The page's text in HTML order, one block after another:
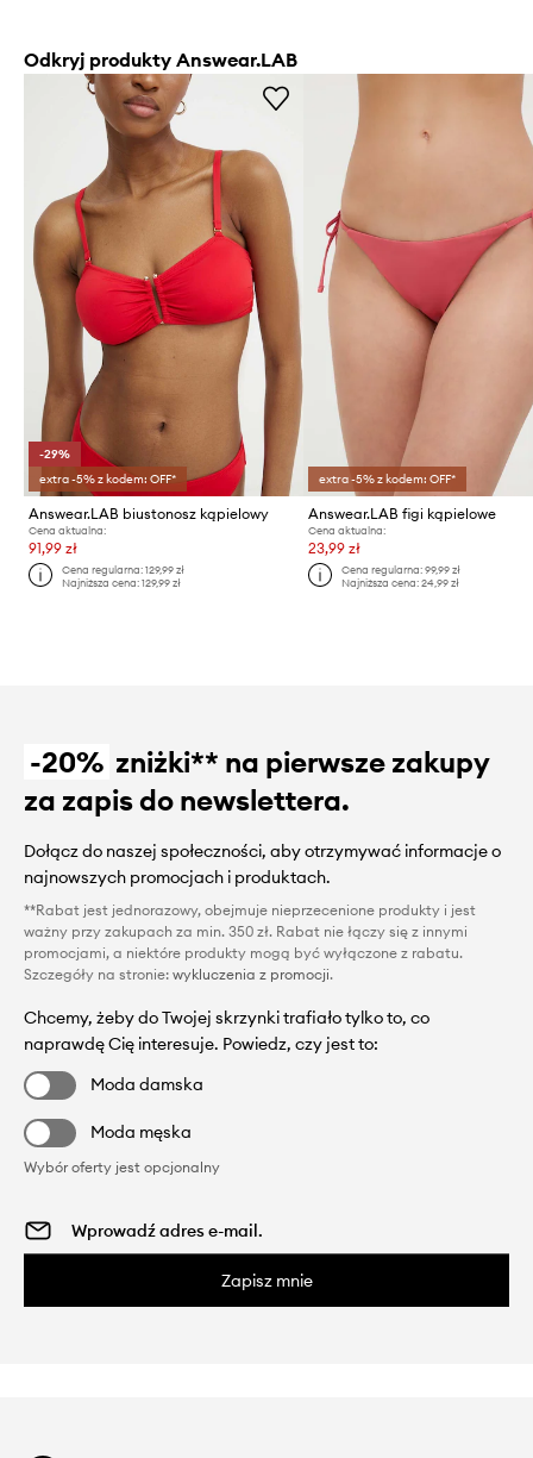
Odkryj produkty Answear.LAB
-29%
extra -5% z kodem: OFF*
Answear.LAB biustonosz kąpielowy
Cena aktualna:
91,99 zł
Cena regularna:129,99 zł
Najniższa cena:129,99 zł
extra -5% z kodem: OFF*
Answear.LAB figi kąpielowe
Cena aktualna:
23,99 zł
Cena regularna: 99,99 zł
Najniższa cena: 24,99 zł
-20% zniżki** na pierwsze zakupy
za zapis do newslettera.
Dołącz do naszej społeczności, aby otrzymywać informacje o
najnowszych promocjach i produktach.
**Rabat jest jednorazowy, obejmuje nieprzecenione produkty i jest
ważny przy zakupach za min. 350 zł. Rabat nie łączy się z innymi
promocjami, a niektóre produkty mogą być wyłączone z rabatu.
Szczegóły na stronie: wykluczenia z promocji.
Chcemy, żeby do Twojej skrzynki trafiało tylko to, co
naprawdę Cię interesuje. Powiedz, czy jest to:
Moda damska
Moda męska
Wybór oferty jest opcjonalny
Zapisz mnie